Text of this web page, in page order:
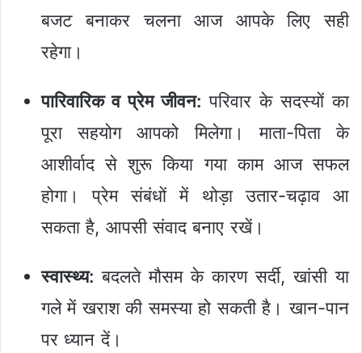
बजट बनाकर चलना आज आपके लिए सही
रहेगा।
पारिवारिक व प्रेम जीवन: परिवार के सदस्यों का
पूरा सहयोग आपको मिलेगा। माता-पिता के
आशीर्वाद से शुरू किया गया काम आज सफल
होगा। प्रेम संबंधों में थोड़ा उतार-चढ़ाव आ
सकता है, आपसी संवाद बनाए रखें।
स्वास्थ्य: बदलते मौसम के कारण सर्दी, खांसी या
गले में खराश की समस्या हो सकती है। खान-पान
पर ध्यान दें।